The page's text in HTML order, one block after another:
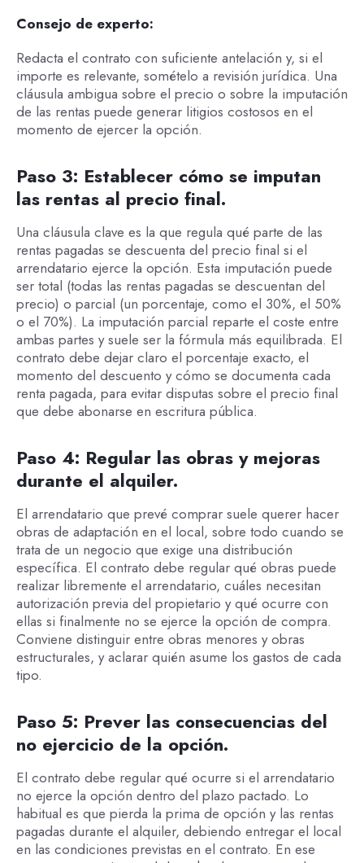
Consejo de experto:
Redacta el contrato con suficiente antelación y, si el
importe es relevante, somételo a revisión jurídica. Una
cláusula ambigua sobre el precio o sobre la imputación
de las rentas puede generar litigios costosos en el
momento de ejercer la opción.
Paso 3: Establecer cómo se imputan
las rentas al precio final.
Una cláusula clave es la que regula qué parte de las
rentas pagadas se descuenta del precio final si el
arrendatario ejerce la opción. Esta imputación puede
ser total (todas las rentas pagadas se descuentan del
precio) o parcial (un porcentaje, como el 30%, el 50%
o el 70%). La imputación parcial reparte el coste entre
ambas partes y suele ser la fórmula más equilibrada. El
contrato debe dejar claro el porcentaje exacto, el
momento del descuento y cómo se documenta cada
renta pagada, para evitar disputas sobre el precio final
que debe abonarse en escritura pública.
Paso 4: Regular las obras y mejoras
durante el alquiler.
El arrendatario que prevé comprar suele querer hacer
obras de adaptación en el local, sobre todo cuando se
trata de un negocio que exige una distribución
específica. El contrato debe regular qué obras puede
realizar libremente el arrendatario, cuáles necesitan
autorización previa del propietario y qué ocurre con
ellas si finalmente no se ejerce la opción de compra.
Conviene distinguir entre obras menores y obras
estructurales, y aclarar quién asume los gastos de cada
tipo.
Paso 5: Prever las consecuencias del
no ejercicio de la opción.
El contrato debe regular qué ocurre si el arrendatario
no ejerce la opción dentro del plazo pactado. Lo
habitual es que pierda la prima de opción y las rentas
pagadas durante el alquiler, debiendo entregar el local
en las condiciones previstas en el contrato. En ese